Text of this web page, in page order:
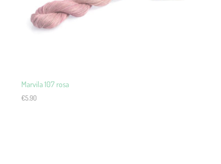
Marvila 107 rosa
€5.90